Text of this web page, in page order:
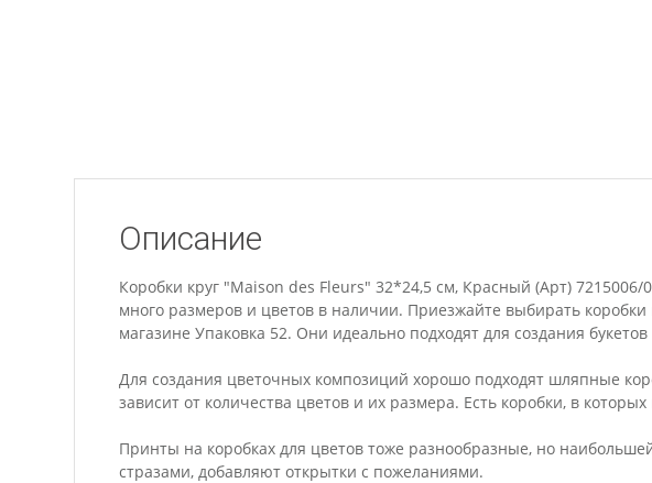
Описание
Коробки круг "Maison des Fleurs" 32*24,5 см, Красный (Арт)
много размеров и цветов в наличии. Приезжайте выбирать
магазине Упаковка 52. Они идеально подходят для создания
Для создания цветочных композиций хорошо подходят шляпные
зависит от количества цветов и их размера. Есть коробки, в
Принты на коробках для цветов тоже разнообразные, но
стразами, добавляют открытки с пожеланиями.